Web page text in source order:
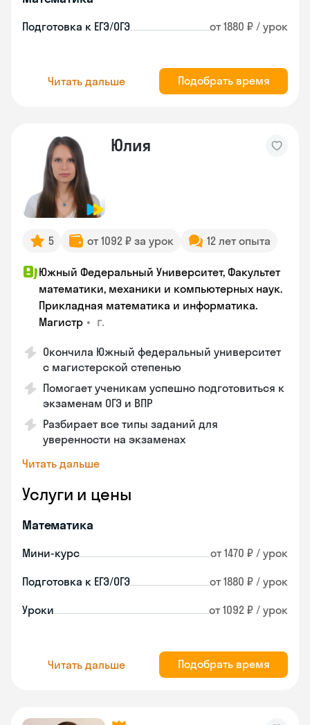
Подготовка к ЕГЭ/ОГЭ от 1880 ₽ / урок
Читать дальше Подобрать время
Юлия
5 от 1092 ₽ за урок 12 лет опыта
Южный Федеральный Университет, Факультет
математики, механики и компьютерных наук.
Прикладная математика и информатика.
Магистр • г.
Окончила Южный федеральный университет
с магистерской степенью
Помогает ученикам успешно подготовиться к
экзаменам ОГЭ и ВПР
Разбирает все типы заданий для
уверенности на экзаменах
Читать дальше
Услуги и цены
Математика
Мини-курс от 1470 ₽ / урок
Подготовка к ЕГЭ/ОГЭ от 1880 ₽ / урок
Уроки от 1092 ₽ / урок
Читать дальше Подобрать время